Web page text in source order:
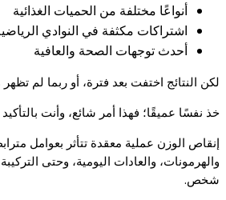
أنواعًا مختلفة من الحميات الغذائية
اشتراكات مكثفة في النوادي
أحدث توجهات الصحة والعافية
لكن النتائج اختفت بعد فترة، أو ربما لم
خذ نفسًا عميقًا؛ فهذا أمر شائع، وأنت
إنقاص الوزن عملية معقدة تتأثر بعوامل
والهرمونات، والعادات اليومية، وحتى
شخص.